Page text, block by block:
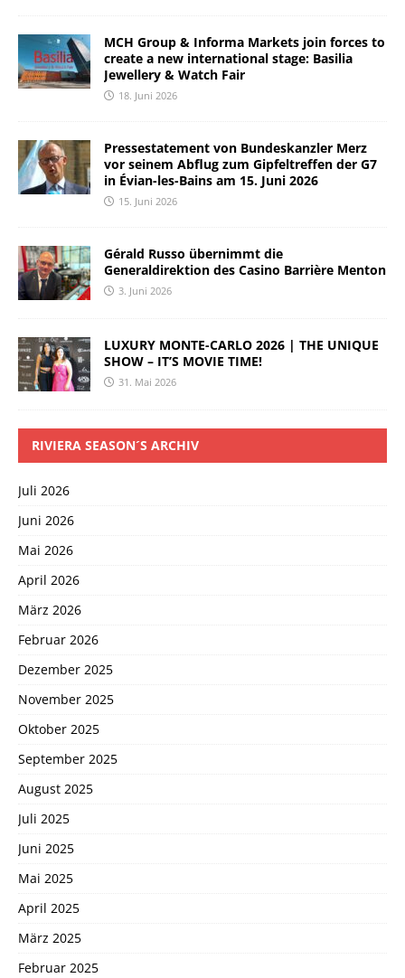
MCH Group & Informa Markets join forces to
create a new international stage: Basilia
Jewellery & Watch Fair
18. Juni 2026
Pressestatement von Bundeskanzler Merz
vor seinem Abflug zum Gipfeltreffen der G7
in Évian-les-Bains am 15. Juni 2026
15. Juni 2026
Gérald Russo übernimmt die
Generaldirektion des Casino Barrière Menton
3. Juni 2026
LUXURY MONTE-CARLO 2026 | THE UNIQUE
SHOW – IT’S MOVIE TIME!
31. Mai 2026
RIVIERA SEASON´S ARCHIV
Juli 2026
Juni 2026
Mai 2026
April 2026
März 2026
Februar 2026
Dezember 2025
November 2025
Oktober 2025
September 2025
August 2025
Juli 2025
Juni 2025
Mai 2025
April 2025
März 2025
Februar 2025